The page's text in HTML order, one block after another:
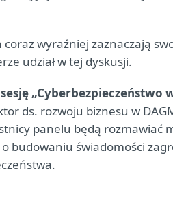
wyraźniej zaznaczają
udział w tej dyskusji.
„Cyberbezpieczeństwo
ds. rozwoju biznesu w
panelu będą rozmawiać
budowaniu świadomości